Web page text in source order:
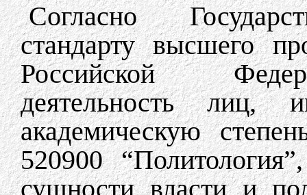
Согласно
стандарту высшего
Российской
деятельность лиц,
академическую
520900
сущности власти и